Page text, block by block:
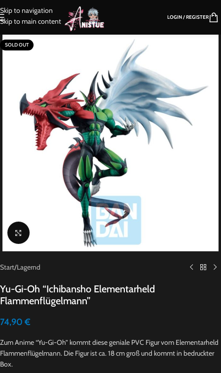
Skip to navigation
Skip to main content
LOGIN / REGISTER
SOLD OUT
Click to enlarge
Start/Lagernd
Yu-Gi-Oh “Ichibansho Elementarheld
Flammenflügelmann”
74,90 €
Zum Anime “Yu-Gi-Oh” kommt diese geniale PVC Figur vom Elementarheld
Flammenflügelmann. Die Figur ist ca. 18 cm groß und kommt in bedruckter
Box.